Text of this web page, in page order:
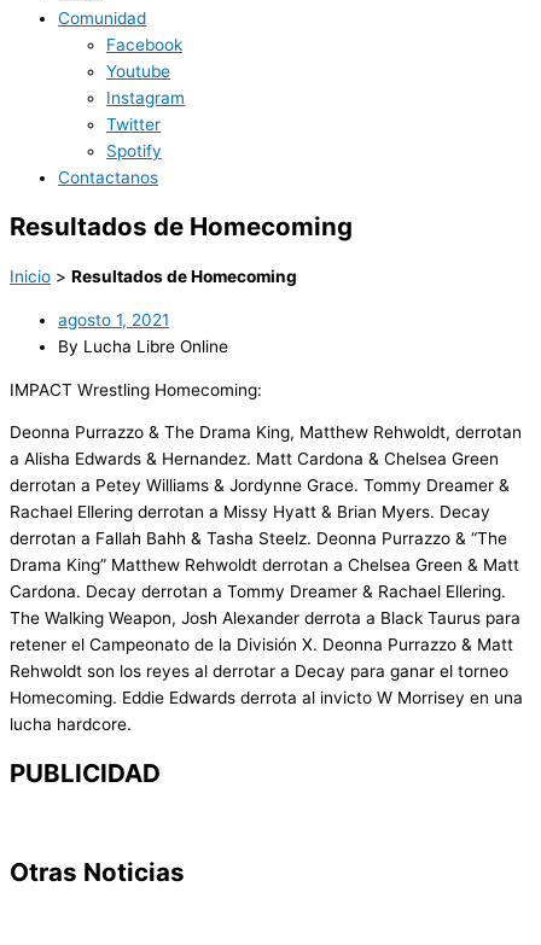
Comunidad
Facebook
Youtube
Instagram
Twitter
Spotify
Contactanos
Resultados de Homecoming
Inicio > Resultados de Homecoming
agosto 1, 2021
By Lucha Libre Online
IMPACT Wrestling Homecoming:
Deonna Purrazzo & The Drama King, Matthew Rehwoldt, derrotan
a Alisha Edwards & Hernandez. Matt Cardona & Chelsea Green
derrotan a Petey Williams & Jordynne Grace. Tommy Dreamer &
Rachael Ellering derrotan a Missy Hyatt & Brian Myers. Decay
derrotan a Fallah Bahh & Tasha Steelz. Deonna Purrazzo & “The
Drama King” Matthew Rehwoldt derrotan a Chelsea Green & Matt
Cardona. Decay derrotan a Tommy Dreamer & Rachael Ellering.
The Walking Weapon, Josh Alexander derrota a Black Taurus para
retener el Campeonato de la División X. Deonna Purrazzo & Matt
Rehwoldt son los reyes al derrotar a Decay para ganar el torneo
Homecoming. Eddie Edwards derrota al invicto W Morrisey en una
lucha hardcore.
PUBLICIDAD
Otras Noticias